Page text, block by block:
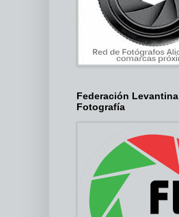
Federación Levantina
Fotografía